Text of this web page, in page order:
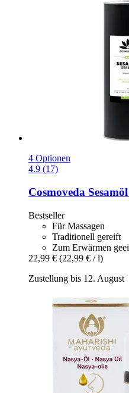
4 Optionen
4.9 (17)
Cosmoveda
Bestseller
Für Massagen
Traditionell gereift
Zum Erwärmen
22,99 € (22,99 € / l)
Zustellung bis 12. August